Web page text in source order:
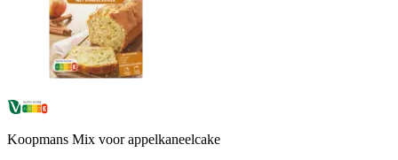
Koopmans Mix voor appelkaneelcake